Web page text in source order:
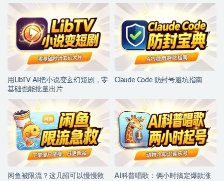
用LibTV AI把小说变玄幻短剧，零
基础也能批量出片
Claude Code 防封号避坑指南
闲鱼被限流？这几招可以慢慢救
AI科普唱歌：俩小时搞定爆款涨